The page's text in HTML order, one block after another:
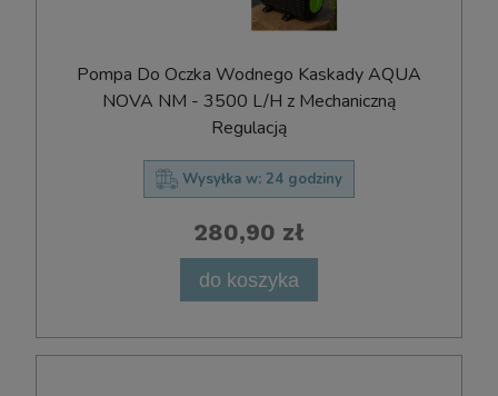
Pompa Do Oczka Wodnego Kaskady AQUA
NOVA NM - 3500 L/H z Mechaniczną
Regulacją
Wysyłka w: 24 godziny
280,90 zł
do koszyka